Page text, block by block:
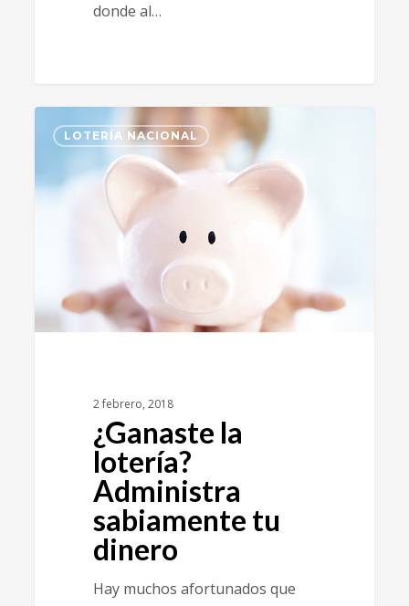
donde al…
LOTERÍA NACIONAL
2 febrero, 2018
¿Ganaste la
lotería?
Administra
sabiamente tu
dinero
Hay muchos afortunados que
4